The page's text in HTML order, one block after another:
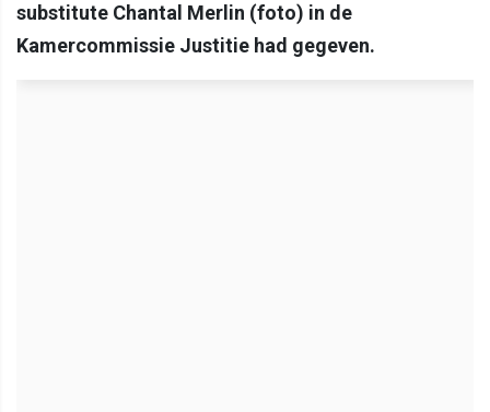
substitute Chantal Merlin (foto) in de
Kamercommissie Justitie had gegeven.